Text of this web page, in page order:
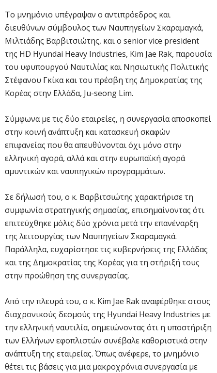
Το μνημόνιο υπέγραψαν ο αντιπρόεδρος και
διευθύνων σύμβουλος των Ναυπηγείων Σκαραμαγκά,
Μιλτιάδης Βαρβιτσιώτης, και ο senior vice president
της HD Hyundai Heavy Industries, Kim Jae Rak, παρουσία
του υφυπουργού Ναυτιλίας και Νησιωτικής Πολιτικής
Στέφανου Γκίκα και του πρέσβη της Δημοκρατίας της
Κορέας στην Ελλάδα, Ju-seong Lim.
Σύμφωνα με τις δύο εταιρείες, η συνεργασία αποσκοπεί
στην κοινή ανάπτυξη και κατασκευή σκαφών
επιφανείας που θα απευθύνονται όχι μόνο στην
ελληνική αγορά, αλλά και στην ευρωπαϊκή αγορά
αμυντικών και ναυπηγικών προγραμμάτων.
Σε δήλωσή του, ο κ. Βαρβιτσιώτης χαρακτήρισε τη
συμφωνία στρατηγικής σημασίας, επισημαίνοντας ότι
επιτεύχθηκε μόλις δύο χρόνια μετά την επανέναρξη
της λειτουργίας των Ναυπηγείων Σκαραμαγκά.
Παράλληλα, ευχαρίστησε τις κυβερνήσεις της Ελλάδας
και της Δημοκρατίας της Κορέας για τη στήριξή τους
στην προώθηση της συνεργασίας.
Από την πλευρά του, ο κ. Kim Jae Rak αναφέρθηκε στους
διαχρονικούς δεσμούς της Hyundai Heavy Industries με
την ελληνική ναυτιλία, σημειώνοντας ότι η υποστήριξη
των Ελλήνων εφοπλιστών συνέβαλε καθοριστικά στην
ανάπτυξη της εταιρείας. Όπως ανέφερε, το μνημόνιο
θέτει τις βάσεις για μια μακροχρόνια συνεργασία με